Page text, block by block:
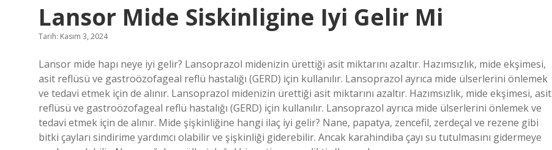
Lansor Mide Siskinligine Iyi Gelir Mi
Tarih: Kasım 3, 2024
Lansor mide hapı neye iyi gelir? Lansoprazol midenizin ürettiği asit miktarını azaltır. Hazımsızlık, mide ekşimesi,
asit reflüsü ve gastroözofageal reflü hastalığı (GERD) için kullanılır. Lansoprazol ayrıca mide ülserlerini önlemek
ve tedavi etmek için de alınır. Lansoprazol midenizin ürettiği asit miktarını azaltır. Hazımsızlık, mide ekşimesi, asit
reflüsü ve gastroözofageal reflü hastalığı (GERD) için kullanılır. Lansoprazol ayrıca mide ülserlerini önlemek ve
tedavi etmek için de alınır. Mide şişkinliğine hangi ilaç iyi gelir? Nane, papatya, zencefil, zerdeçal ve rezene gibi
bitki çayları sindirime yardımcı olabilir ve şişkinliği giderebilir. Ancak karahindiba çayı su tutulmasını gidermeye